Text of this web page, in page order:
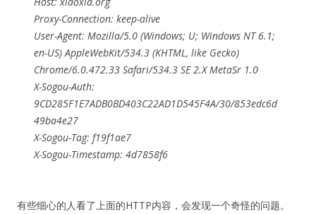
Proxy-Connection: keep-alive
User-Agent: Mozilla/5.0 (Windows; U; Windows NT 6.1;
en-US) AppleWebKit/534.3 (KHTML, like Gecko)
Chrome/6.0.472.33 Safari/534.3 SE 2.X MetaSr 1.0
X-Sogou-Auth:
9CD285F1E7ADB0BD403C22AD1D545F4A/30/853edc6d
49ba4e27
X-Sogou-Tag: f19f1ae7
X-Sogou-Timestamp: 4d7858f6
有些细心的人看了上面的HTTP内容，会发现一个奇怪的问题。